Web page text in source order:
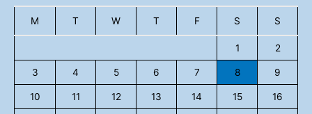
M T W T F S S
1 2
3 4 5 6 7 8 9
10 11 12 13 14 15 16